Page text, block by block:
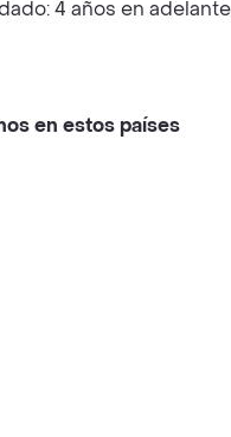
4 años en
en estos países